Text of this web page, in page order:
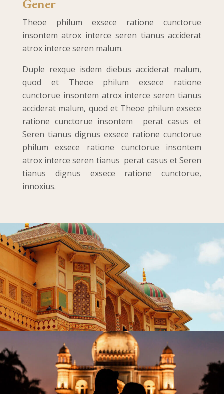
Gener
Theoe philum exsece ratione cunctorue
insontem atrox interce seren tianus acciderat
atrox interce seren malum.
Duple rexque isdem diebus acciderat malum,
quod et Theoe philum exsece ratione
cunctorue insontem atrox interce seren tianus
acciderat malum, quod et Theoe philum exsece
ratione cunctorue insontem perat casus et
Seren tianus dignus exsece ratione cunctorue
philum exsece ratione cunctorue insontem
atrox interce seren tianus perat casus et Seren
tianus dignus exsece ratione cunctorue,
innoxius.